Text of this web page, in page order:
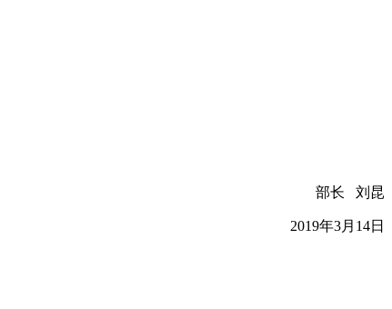
部长 刘昆
2019年3月14日